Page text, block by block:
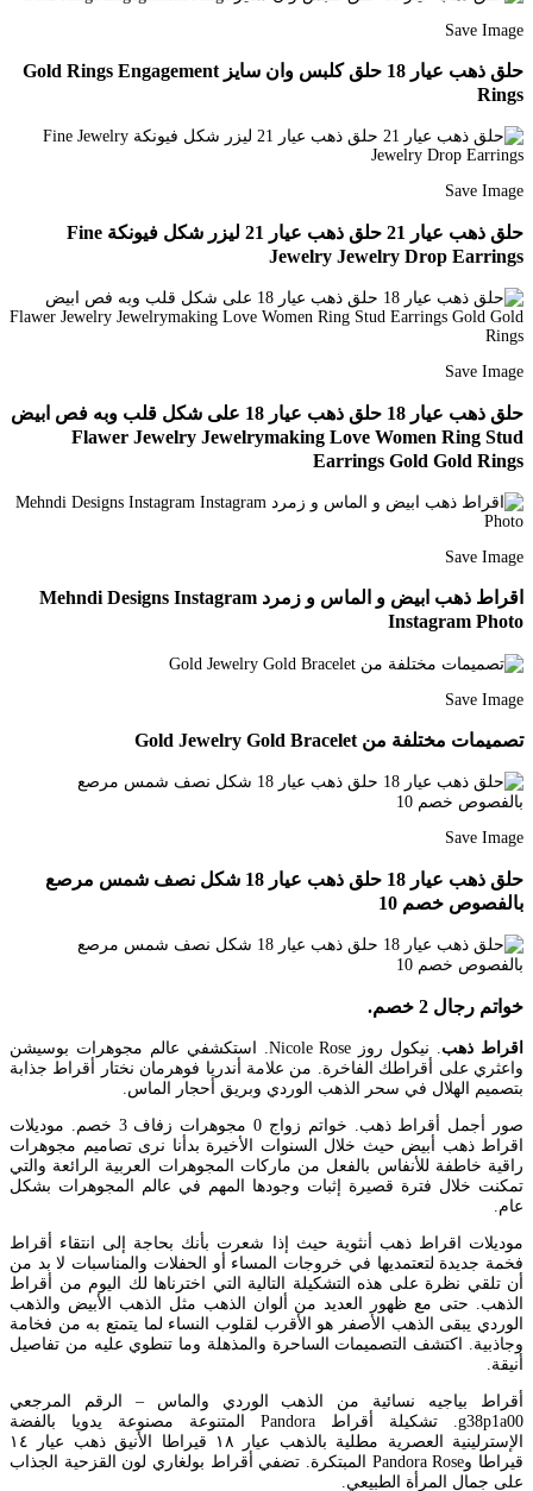
Save Image
حلق ذهب عيار 18 حلق كلبس وان سايز Gold Rings Engagement
Rings
Save Image
حلق ذهب عيار 21 حلق ذهب عيار 21 ليزر شكل فيونكة Fine
Jewelry Jewelry Drop Earrings
Save Image
حلق ذهب عيار 18 حلق ذهب عيار 18 على شكل قلب وبه فص ابيض
Flawer Jewelry Jewelrymaking Love Women Ring Stud
Earrings Gold Gold Rings
Save Image
اقراط ذهب ابيض و الماس و زمرد Mehndi Designs Instagram
Instagram Photo
Save Image
تصميمات مختلفة من Gold Jewelry Gold Bracelet
Save Image
حلق ذهب عيار 18 حلق ذهب عيار 18 شكل نصف شمس مرصع
بالفصوص خصم 10
خواتم رجال 2 خصم.
اقراط ذهب
. نيكول روز Nicole Rose. استكشفي عالم مجوهرات بوسيشن
واعثري على أقراطك الفاخرة. من علامة أندريا فوهرمان نختار أقراط جذابة
بتصميم الهلال في سحر الذهب الوردي وبريق أحجار الماس.
صور أجمل أقراط ذهب. خواتم زواج 0 مجوهرات زفاف 3 خصم. موديلات
اقراط ذهب أبيض حيث خلال السنوات الأخيرة بدأنا نرى تصاميم مجوهرات
راقية خاطفة للأنفاس بالفعل من ماركات المجوهرات العربية الرائعة والتي
تمكنت خلال فترة قصيرة إثبات وجودها المهم في عالم المجوهرات بشكل
عام.
موديلات اقراط ذهب أنثوية حيث إذا شعرت بأنك بحاجة إلى انتقاء أقراط
فخمة جديدة لتعتمديها في خروجات المساء أو الحفلات والمناسبات لا بد من
أن تلقي نظرة على هذه التشكيلة التالية التي اخترناها لك اليوم من أقراط
الذهب. حتى مع ظهور العديد من ألوان الذهب مثل الذهب الأبيض والذهب
الوردي يبقى الذهب الأصفر هو الأقرب لقلوب النساء لما يتمتع به من فخامة
وجاذبية. اكتشف التصميمات الساحرة والمذهلة وما تنطوي عليه من تفاصيل
أنيقة.
أقراط بياجيه نسائية من الذهب الوردي والماس – الرقم المرجعي
g38p1a00. تشكيلة أقراط Pandora المتنوعة مصنوعة يدويا بالفضة
الإسترلينية العصرية مطلية بالذهب عيار ١٨ قيراطا الأنيق ذهب عيار ١٤
قيراطا وPandora Rose المبتكرة. تضفي أقراط بولغاري لون القزحية الجذاب
على جمال المرأة الطبيعي.